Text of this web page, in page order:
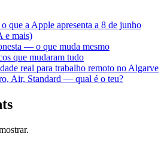
que a Apple apresenta a 8 de junho
e mais)
— o que muda mesmo
que mudaram tudo
real para trabalho remoto no Algarve
Air, Standard — qual é o teu?